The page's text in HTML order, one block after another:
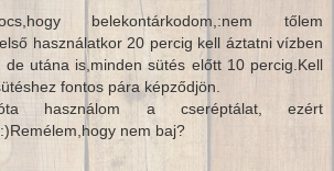
belekontárkodom,:nem tőlem
használatkor 20 percig kell áztatni vízben
de utána is,minden sütés előtt 10 percig.Kell
fontos pára képződjön.
használom a cseréptálat, ezért
nem baj?